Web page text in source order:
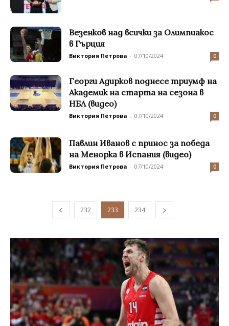
Везенков над всички за Олимпиакос
в Гърция
Виктория Петрова - 07/10/2024 0
Георги Адирков поднесе триумф на
Академик на старта на сезона в
НБЛ (видео)
Виктория Петрова - 07/10/2024 0
Павлин Иванов с принос за победа
на Менорка в Испания (видео)
Виктория Петрова - 07/10/2024 0
232 233 234